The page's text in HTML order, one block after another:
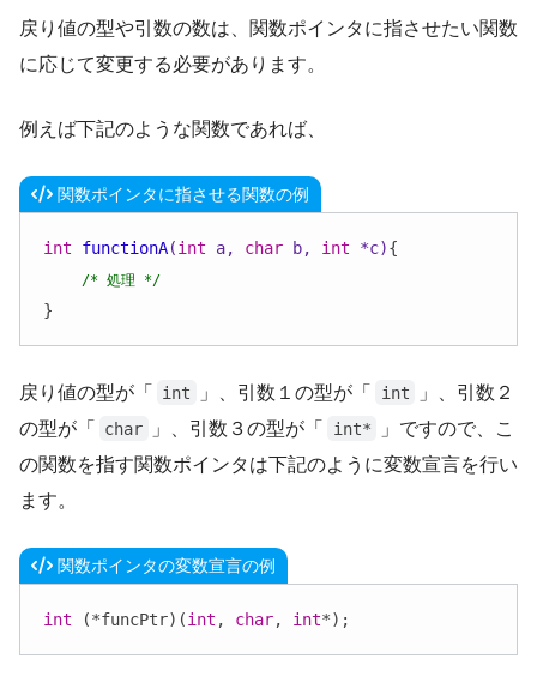
戻り値の型や引数の数は、関数ポインタに指させたい関数
に応じて変更する必要があります。
例えば下記のような関数であれば、
関数ポインタに指させる関数の例
int functionA(int a, char b, int *c){
/* 処理 */
}
戻り値の型が「 int 」、引数１の型が「 int
」、引数２
の型が「
char 」、引数３の型が「 int*
」ですので、こ
の関数を指す関数ポインタは下記のように変数宣言を行い
ます。
関数ポインタの変数宣言の例
int (*funcPtr)(int , char, int*);